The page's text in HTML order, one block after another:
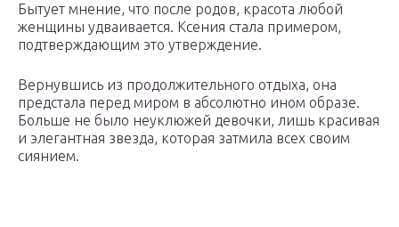
Бытует мнение, что после родов, красота любой
женщины удваивается. Ксения стала примером,
подтверждающим это утверждение.
Вернувшись из продолжительного отдыха, она
предстала перед миром в абсолютно ином образе.
Больше не было неуклюжей девочки, лишь красивая
и элегантная звезда, которая затмила всех своим
сиянием.